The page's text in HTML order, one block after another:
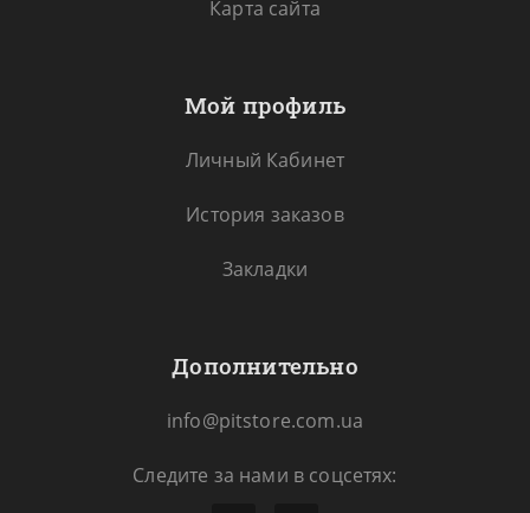
Карта сайта
Мой профиль
Личный Кабинет
История заказов
Закладки
Дополнительно
info@pitstore.com.ua
Следите за нами в соцсетях: